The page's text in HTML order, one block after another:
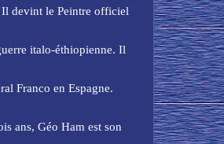
Il devint le Peintre officiel
italo-éthiopienne. Il
Franco en Espagne.
ans, Géo Ham est son